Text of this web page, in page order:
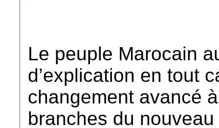
Le peuple Marocain
d’explication en tout
changement avancé
branches du